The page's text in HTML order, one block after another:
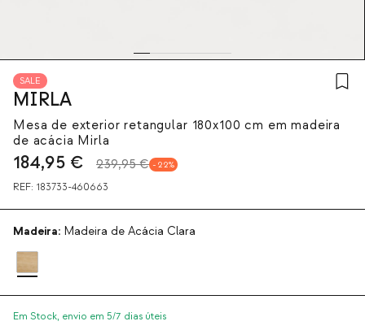
SALE
MIRLA
Mesa de exterior retangular 180x100 cm em madeira
de acácia Mirla
184,95 € 239,95 € 22
REF: 183733-460663
Madeira: Madeira de Acácia Clara
Em Stock, envio em 5/7 dias úteis